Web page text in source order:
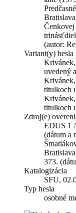
(autor:
Variant(y) hesla
uvedený
titulkoch
titulkoch
Zdroj(e)
EDUS 1
(dátum a
373.
Katalogizácia
SFU,
Typ hesla
osobné